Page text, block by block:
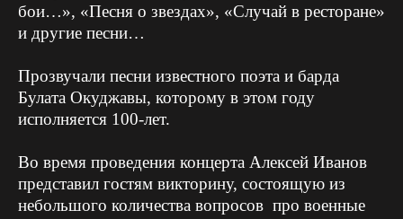
бои…», «Песня о звездах», «Случай в ресторане»
и другие песни…
Прозвучали песни известного поэта и барда
Булата Окуджавы, которому в этом году
исполняется 100-лет.
Во время проведения концерта Алексей Иванов
представил гостям викторину, состоящую из
небольшого количества вопросов про военные